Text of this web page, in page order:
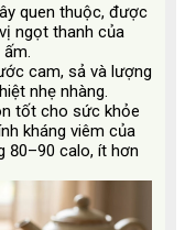
quen thuộc, được
ngọt thanh của
cam, sả và lượng
nhẹ nhàng.
tốt cho sức khỏe
kháng viêm của
80–90 calo, ít hơn